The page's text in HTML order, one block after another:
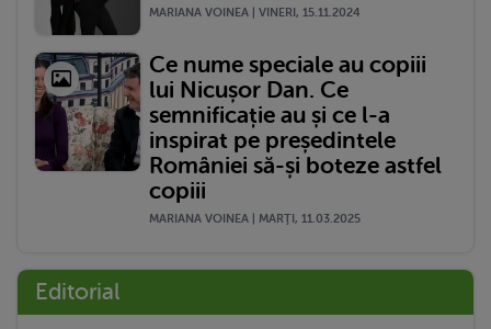
MARIANA VOINEA | VINERI, 15.11.2024
Ce nume speciale au copiii
lui Nicușor Dan. Ce
semnificație au și ce l-a
inspirat pe președintele
României să-și boteze astfel
copiii
MARIANA VOINEA | MARŢI, 11.03.2025
Editorial